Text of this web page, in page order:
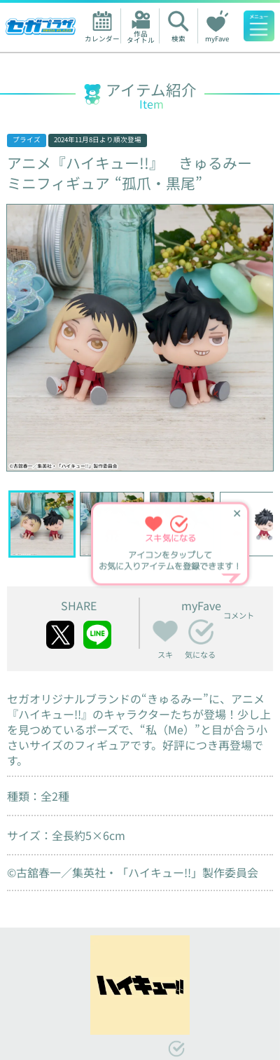
カレンダー 作品
タイトル 検索 myFave
人気ワード
アイテム紹介
Item
プライズ 2024年11月8日 より順次登場
アニメ『ハイキュー!!』
きゅるみー
ミニフィギュア “孤爪・黒尾”
✕
スキ気になる
アイコンをタップして
お気に入りアイテムを登録できます！
SHARE myFave
スキ 気になる
コメント
セガオリジナルブランドの“きゅるみー”に、アニメ
『ハイキュー!!』のキャラクターたちが登場！少し上
を見つめているポーズで、“私（Me）”と目が合う小
さいサイズのフィギュアです。好評につき再登場で
す。
種類：全2種
サイズ：全長約5×6cm
©古舘春一／集英社・「ハイキュー!!」製作委員会